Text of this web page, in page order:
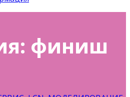
финиш